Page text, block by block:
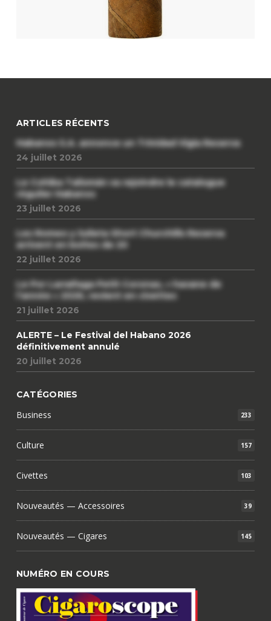
ARTICLES RÉCENTS
Habanos S.A. annonce un Trinidad Vigia Reserva
24 juillet 2026
Le Cohiba Talismán va rejoindre le catalogue
régulier Habanos
23 juillet 2026
Les Romeo y Julieta Short Churchills Reserva
arrivent en boîtes de 20
22 juillet 2026
Le Por Larrañaga Petit Coronas, « havane de
l’année » 2026, revient en civettes
21 juillet 2026
ALERTE – Le Festival del Habano 2026
définitivement annulé
20 juillet 2026
CATÉGORIES
Business 233
Culture 157
Civettes 103
Nouveautés — Accessoires 39
Nouveautés — Cigares 145
NUMÉRO EN COURS